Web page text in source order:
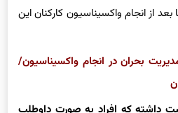
از انجام واکسیناسیون کارکنان این
بحران در انجام واکسیناسیون/
داشته که افراد به صورت داوطلب